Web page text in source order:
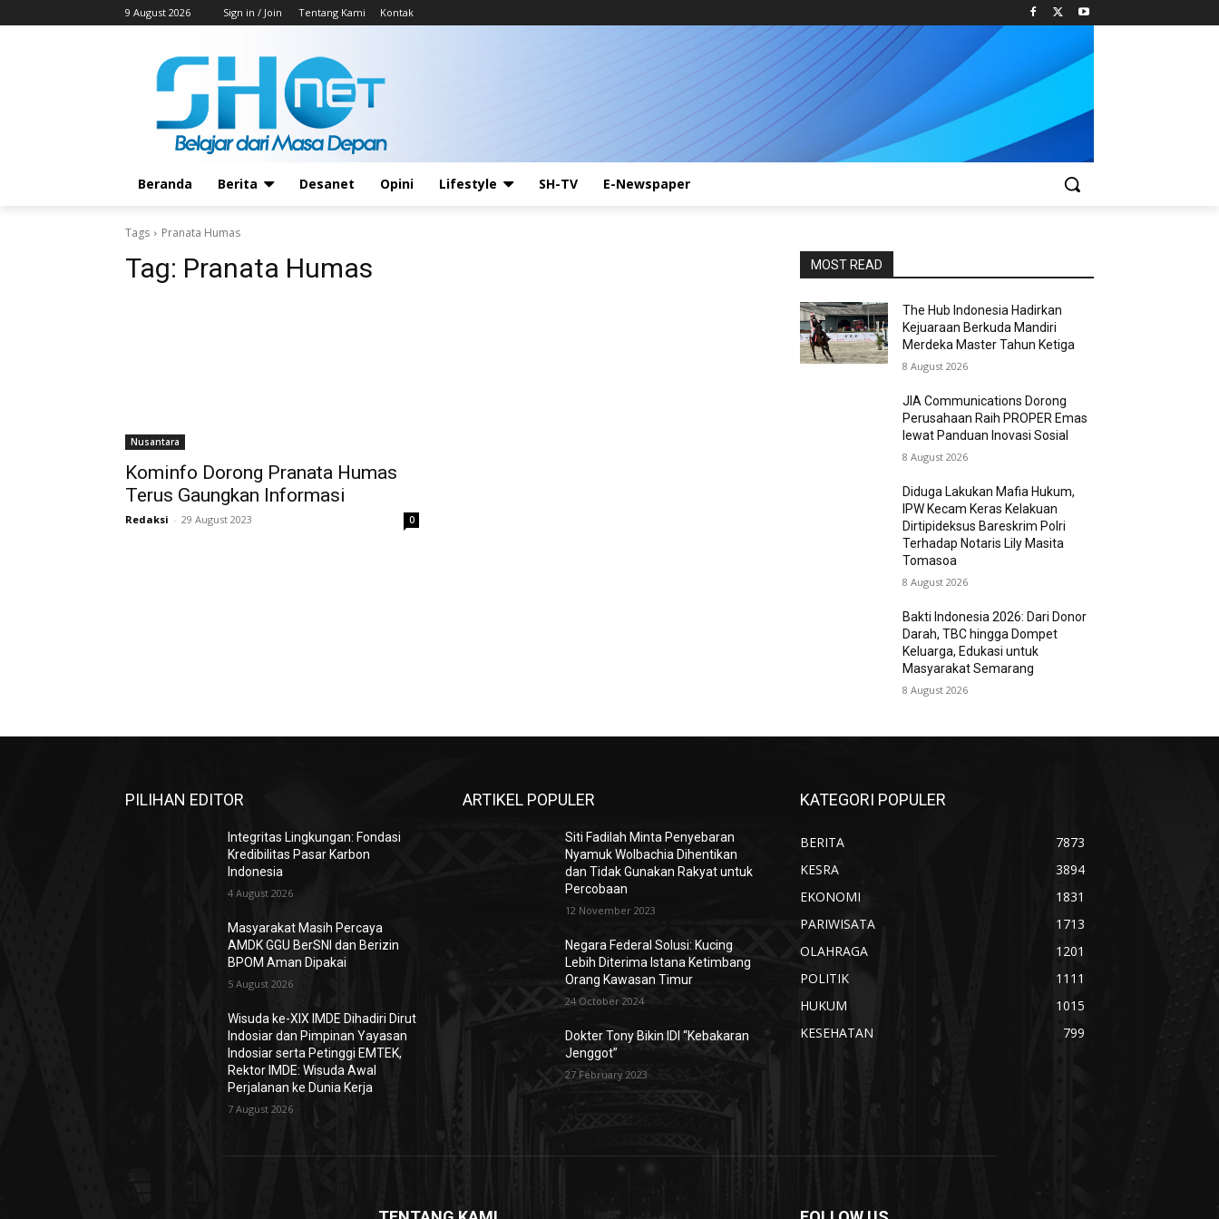
9 August 2026 Sign in / Join Tentang Kami Kontak
Beranda Berita Desanet Opini Lifestyle SH-TV E-Newspaper
Tags Pranata Humas
Tag: Pranata Humas
Nusantara
Kominfo Dorong Pranata Humas
Terus Gaungkan Informasi
Redaksi - 29 August 2023 0
MOST READ
The Hub Indonesia Hadirkan
Kejuaraan Berkuda Mandiri
Merdeka Master Tahun Ketiga
8 August 2026
JIA Communications Dorong
Perusahaan Raih PROPER Emas
lewat Panduan Inovasi Sosial
8 August 2026
Diduga Lakukan Mafia Hukum,
IPW Kecam Keras Kelakuan
Dirtipideksus Bareskrim Polri
Terhadap Notaris Lily Masita
Tomasoa
8 August 2026
Bakti Indonesia 2026: Dari Donor
Darah, TBC hingga Dompet
Keluarga, Edukasi untuk
Masyarakat Semarang
8 August 2026
PILIHAN EDITOR
Integritas Lingkungan: Fondasi
Kredibilitas Pasar Karbon
Indonesia
4 August 2026
Masyarakat Masih Percaya
AMDK GGU BerSNI dan Berizin
BPOM Aman Dipakai
5 August 2026
Wisuda ke-XIX IMDE Dihadiri Dirut
Indosiar dan Pimpinan Yayasan
Indosiar serta Petinggi EMTEK,
Rektor IMDE: Wisuda Awal
Perjalanan ke Dunia Kerja
7 August 2026
ARTIKEL POPULER
Siti Fadilah Minta Penyebaran
Nyamuk Wolbachia Dihentikan
dan Tidak Gunakan Rakyat untuk
Percobaan
12 November 2023
Negara Federal Solusi: Kucing
Lebih Diterima Istana Ketimbang
Orang Kawasan Timur
24 October 2024
Dokter Tony Bikin IDI “Kebakaran
Jenggot”
27 February 2023
KATEGORI POPULER
BERITA
7873
KESRA
3894
EKONOMI
1831
PARIWISATA
1713
OLAHRAGA
1201
POLITIK
1111
HUKUM
1015
KESEHATAN
799